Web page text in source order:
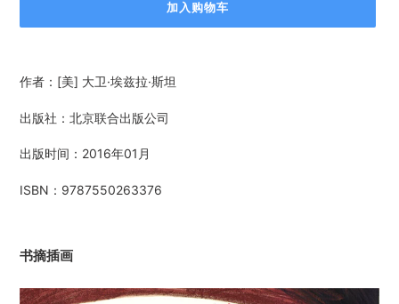
加入购物车
添
加
商
品
您
车
作者：[美] 大卫·埃兹拉·斯坦
出版社：北京联合出版公司
出版时间：2016年01月
ISBN：9787550263376
书摘插画